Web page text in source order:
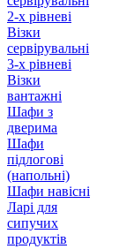
2-х рівневі
Візки
сервірувальні
3-х рівневі
Візки
вантажні
Шафи з
дверима
Шафи
підлогові
(напольні)
Шафи навісні
Ларі для
сипучих
продуктів